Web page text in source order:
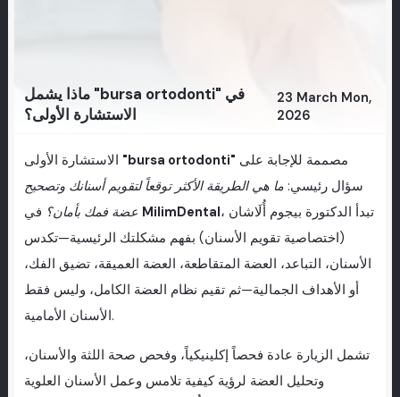
ماذا يشمل "bursa ortodonti" في
الاستشارة الأولى؟
23 March Mon,
2026
"bursa ortodonti"
سؤال رئيسي:ما هي الطريقة الأكثر توقعاً لتقويم أسنانك وتصحيح
عضة فمك بأمان؟ MilimDental، تبدأ الدكتورة بيجوم أُلَاشان
(اختصاصية تقويم الأسنان) بفهم مشكلتك الرئيسية—تكدس
الأسنان، التباعد، العضة المتقاطعة، العضة العميقة، تضيق الفك،
أو الأهداف الجمالية—ثم تقيم نظام العضة الكامل، وليس فقط
الأسنان الأمامية.
تشمل الزيارة عادة فحصاً إكلينيكياً، وفحص صحة اللثة والأسنان،
وتحليل العضة لرؤية كيفية تلامس وعمل الأسنان العلوية